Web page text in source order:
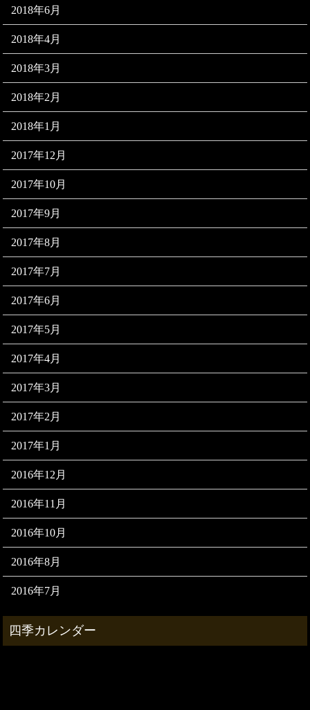
2018年6月
2018年4月
2018年3月
2018年2月
2018年1月
2017年12月
2017年10月
2017年9月
2017年8月
2017年7月
2017年6月
2017年5月
2017年4月
2017年3月
2017年2月
2017年1月
2016年12月
2016年11月
2016年10月
2016年8月
2016年7月